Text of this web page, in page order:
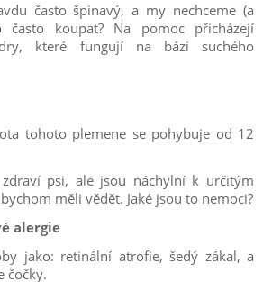
často špinavý, a my nechceme (a
často koupat? Na pomoc přicházejí
které fungují na bázi suchého
tohoto plemene se pohybuje od 12
psi, ale jsou náchylní k určitým
měli vědět. Jaké jsou to nemoci?
alergie
jako: retinální atrofie, šedý zákal, a
čočky.